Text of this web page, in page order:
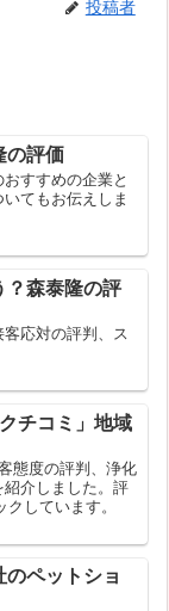
投稿者
の評価
すすめの企業と
てもお伝えしま
？森泰隆の評
応対の評判、ス
チコミ」地域
態度の評判、浄化
介しました。評
しています。
ペットショ